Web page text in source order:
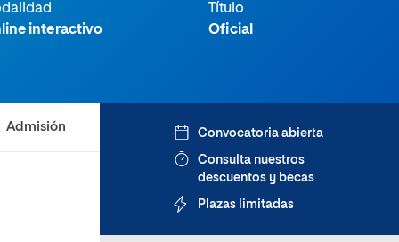
interactivo
Título
Oficial
Admisión Convocatoria abierta
Consulta nuestros
descuentos y becas
Plazas limitadas